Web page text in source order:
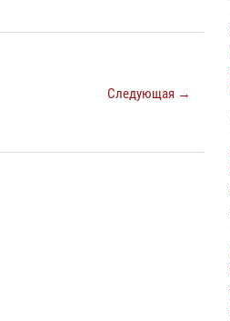
Следующая →